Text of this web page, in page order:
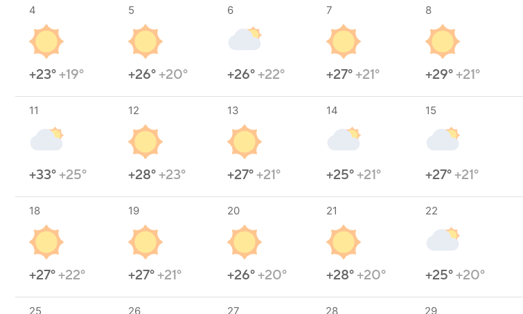
4
+23°+19°
5
+26°+20°
6
+26°+22°
7
+27°+21°
8
+29°+21°
11
+33°+25°
12
+28°+23°
13
+27°+21°
14
+25°+21°
15
+27°+21°
18
+27°+22°
19
+27°+21°
20
+26°+20°
21
+28°+20°
22
+25°+20°
25 26 27 28 29